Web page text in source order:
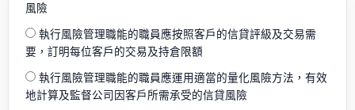
風險
執行風險管理職能的職員應按照客戶的信貸評級及交易需
要，訂明每位客戶的交易及持倉限額
執行風險管理職能的職員應運用適當的量化風險方法，有效
地計算及監督公司因客戶所需承受的信貸風險